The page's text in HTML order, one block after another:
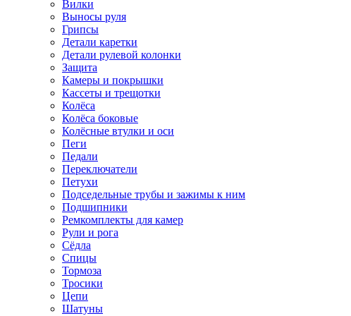
Вилки
Выносы руля
Грипсы
Детали каретки
Детали рулевой колонки
Защита
Камеры и покрышки
Кассеты и трещотки
Колёса
Колёса боковые
Колёсные втулки и оси
Пеги
Педали
Переключатели
Петухи
Подседельные трубы и зажимы к ним
Подшипники
Ремкомплекты для камер
Рули и рога
Сёдла
Спицы
Тормоза
Тросики
Цепи
Шатуны